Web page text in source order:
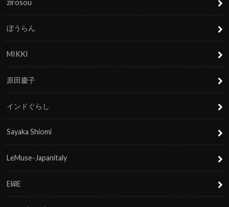
zirosou
ぼうらん
MIKKI
原田慶子
インドぐらし
Sayaka Shiomi
LeMuse-Japanitaly
EliilE